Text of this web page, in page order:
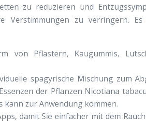
zu reduzieren und
Verstimmungen zu verringern. Es
von Pflastern, Kaugummis,
spagyrische Mischung zum
der Pflanzen Nicotiana
kann zur Anwendung kommen.
damit Sie einfacher mit dem